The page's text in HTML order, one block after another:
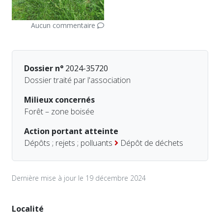
Aucun commentaire
Dossier n° 2024-35720
Dossier traité par l'association
Milieux concernés
Forêt – zone boisée
Action portant atteinte
Dépôts ; rejets ; polluants
Dépôt de déchets
Dernière mise à jour le 19 décembre 2024
Localité